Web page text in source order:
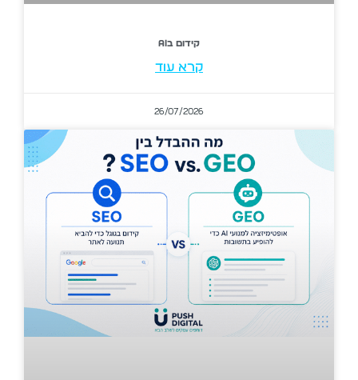
קידום בAI
קרא עוד
26/07/2026